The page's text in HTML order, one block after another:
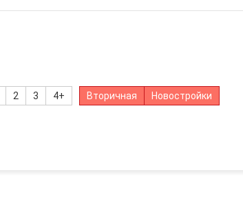
2 3 4+ Вторичная Новостройки